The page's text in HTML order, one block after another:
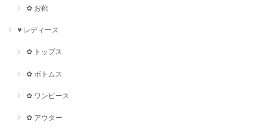
✿ お靴
♥ レディース
✿ トップス
✿ ボトムス
✿ ワンピース
✿ アウター